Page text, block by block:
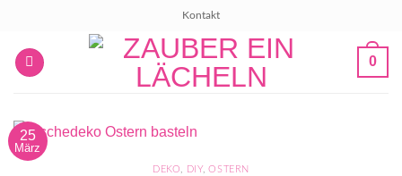
springen
Kontakt
0
25
März
DEKO, DIY,OSTERN